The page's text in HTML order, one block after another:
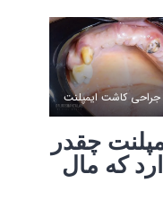
جراحی کاشت ایمپلنت
چقدر
که مال